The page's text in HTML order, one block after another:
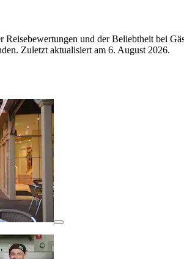
und der Beliebtheit bei
Zuletzt aktualisiert am 6. August 2026.